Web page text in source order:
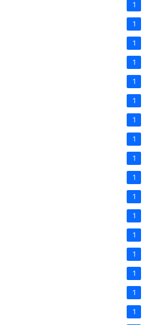
1
1
1
1
1
1
1
1
1
1
1
1
1
1
1
1
1